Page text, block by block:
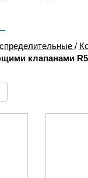
/
клапанами